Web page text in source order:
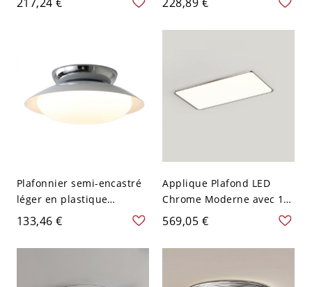
tendance, 110V-120V,
jour en plexiglas pour
salon, 110V-120V, éolienne
Plafonnier semi-encastré
léger en plastique
angulaire avec monture
chromée adapté pour
luminaire LED de style
133,46 €
Applique Plafond LED
Chrome Moderne avec 1
Lumière, Montage
Encastré, Abat-jour en
Polymère, 110V-120V,
569,05 €